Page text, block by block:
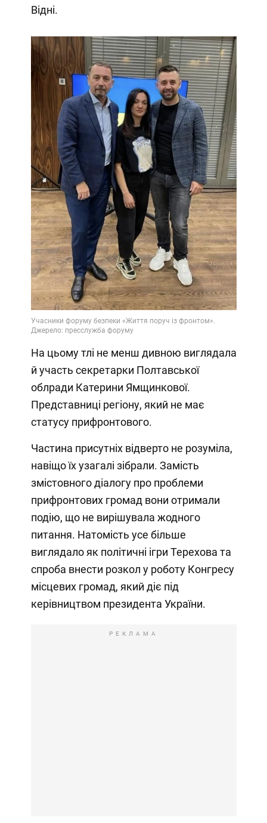
Відні.
На цьому тлі не менш дивною виглядала
й участь секретарки Полтавської
облради Катерини Ямщинкової.
Представниці регіону, який не має
статусу прифронтового.
Частина присутніх відверто не розуміла,
навіщо їх узагалі зібрали. Замість
змістовного діалогу про проблеми
прифронтових громад вони отримали
подію, що не вирішувала жодного
питання. Натомість усе більше
виглядало як політичні ігри Терехова та
спроба внести розкол у роботу Конгресу
місцевих громад, який діє під
керівництвом президента України.
РЕКЛАМА